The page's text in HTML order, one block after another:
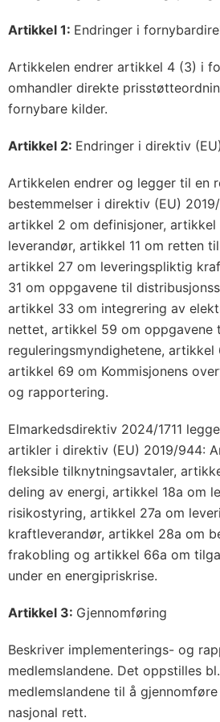
Artikkel 1: Endringer i
Artikkelen endrer artikkel 4 (3) i
omhandler direkte
fornybare kilder.
Artikkel 2: Endringer i direktiv
Artikkelen endrer og legger til en
bestemmelser i direktiv (EU)
artikkel 2 om definisjoner,
leverandør, artikkel 11 om retten
artikkel 27 om leveringspliktig
31 om oppgavene til
artikkel 33 om integrering av
nettet, artikkel 59 om oppgavene
reguleringsmyndighetene,
artikkel 69 om Kommisjonens
og rapportering.
Elmarkedsdirektiv 2024/1711
artikler i direktiv (EU) 2019/944:
fleksible tilknytningsavtaler,
deling av energi, artikkel 18a om
risikostyring, artikkel 27a om
kraftleverandør, artikkel 28a om
frakobling og artikkel 66a om
under en energipriskrise.
Artikkel 3: Gjennomføring
Beskriver implementerings- og
medlemslandene. Det oppstilles
medlemslandene til å
nasjonal rett.